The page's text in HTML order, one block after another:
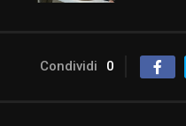
Condividi 0